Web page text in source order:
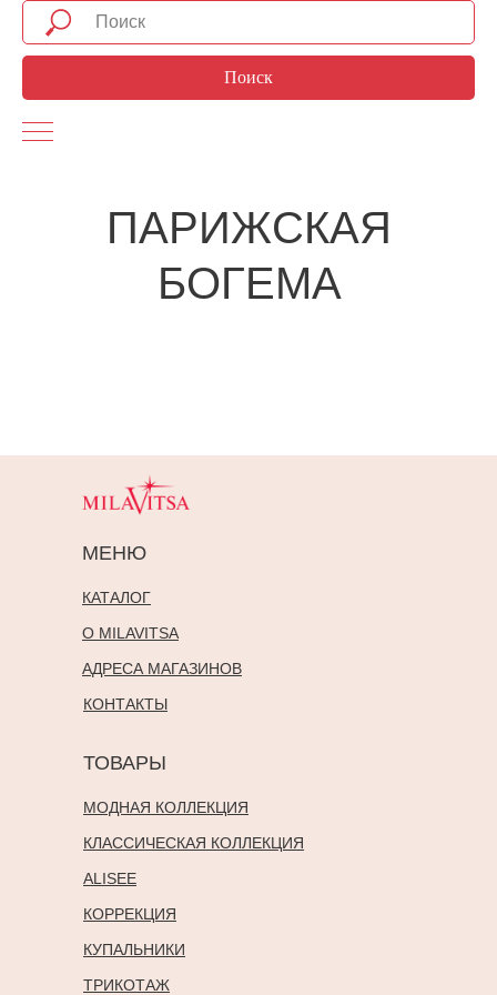
Поиск
ПАРИЖСКАЯ
БОГЕМА
КАТАЛОГ
О MILAVITSA
АДРЕСА МАГАЗИНОВ
КОНТАКТЫ
МЕНЮ
МОДНАЯ КОЛЛЕКЦИЯ
КЛАССИЧЕСКАЯ КОЛЛЕКЦИЯ
ALISEE
ТОВАРЫ
КОРРЕКЦИЯ
КУПАЛЬНИКИ
ТРИКОТАЖ